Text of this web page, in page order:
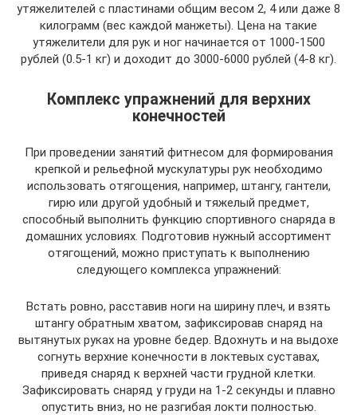
утяжелителей с пластинами общим весом 2, 4 или даже 8
килограмм (вес каждой манжеты). Цена на такие
утяжелители для рук и ног начинается от 1000-1500
рублей (0.5-1 кг) и доходит до 3000-6000 рублей (4-8 кг).
Комплекс упражнений для верхних
конечностей
При проведении занятий фитнесом для формирования
крепкой и рельефной мускулатуры рук необходимо
использовать отягощения, например, штангу, гантели,
гирю или другой удобный и тяжелый предмет,
способный выполнить функцию спортивного снаряда в
домашних условиях. Подготовив нужный ассортимент
отягощений, можно приступать к выполнению
следующего комплекса упражнений:
Встать ровно, расставив ноги на ширину плеч, и взять
штангу обратным хватом, зафиксировав снаряд на
вытянутых руках на уровне бедер. Вдохнуть и на выдохе
согнуть верхние конечности в локтевых суставах,
приведя снаряд к верхней части грудной клетки.
Зафиксировать снаряд у груди на 1-2 секунды и плавно
опустить вниз, но не разгибая локти полностью.